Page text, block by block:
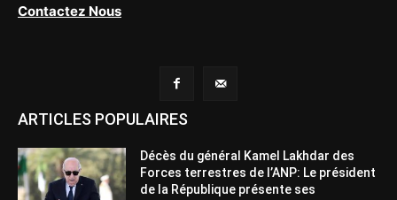
Contactez Nous
ARTICLES POPULAIRES
Décès du général Kamel Lakhdar des
Forces terrestres de l’ANP: Le président
de la République présente ses